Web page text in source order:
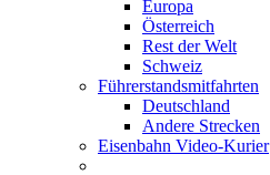
Europa
Österreich
Rest der Welt
Schweiz
Führerstandsmitfahrten
Deutschland
Andere Strecken
Eisenbahn Video-Kurier